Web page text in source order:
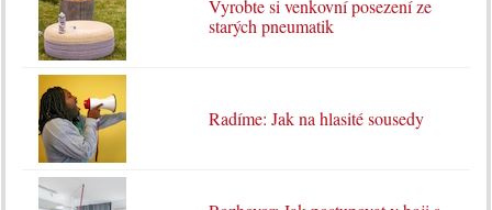
Vyrobte si venkovní posezení ze
starých pneumatik
Radíme: Jak na hlasité sousedy